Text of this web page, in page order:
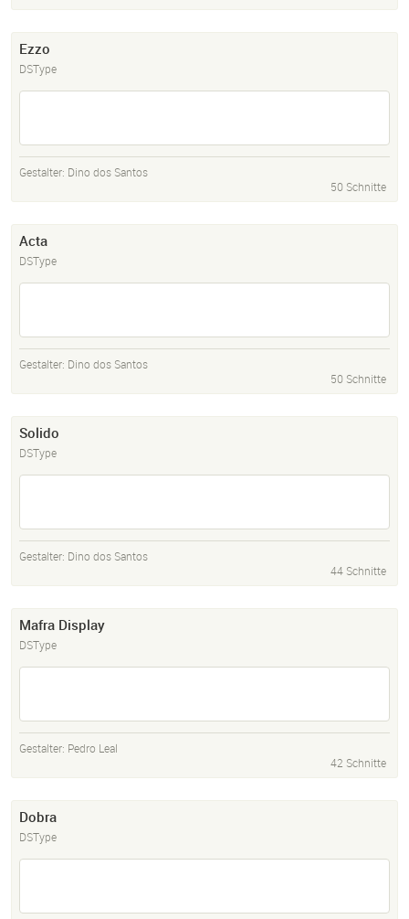
Ezzo
DSType
Gestalter: Dino dos Santos
50 Schnitte
Acta
DSType
Gestalter: Dino dos Santos
50 Schnitte
Solido
DSType
Gestalter: Dino dos Santos
44 Schnitte
Mafra Display
DSType
Gestalter: Pedro Leal
42 Schnitte
Dobra
DSType